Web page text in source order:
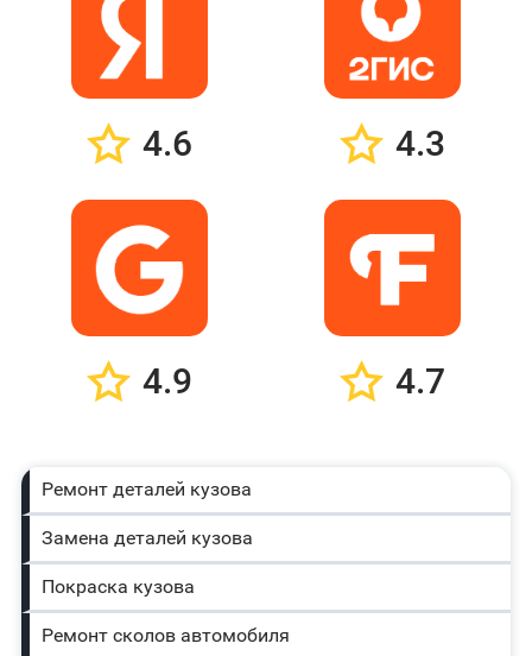
4.6 4.3
4.9 4.7
Ремонт деталей кузова
Замена деталей кузова
Покраска кузова
Ремонт сколов автомобиля